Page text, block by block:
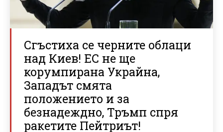
Сгъстиха се черните облаци
над Киев! ЕС не ще
корумпирана Украйна,
Западът смята
положението и за
безнадеждно, Тръмп спря
ракетите Пейтриът!